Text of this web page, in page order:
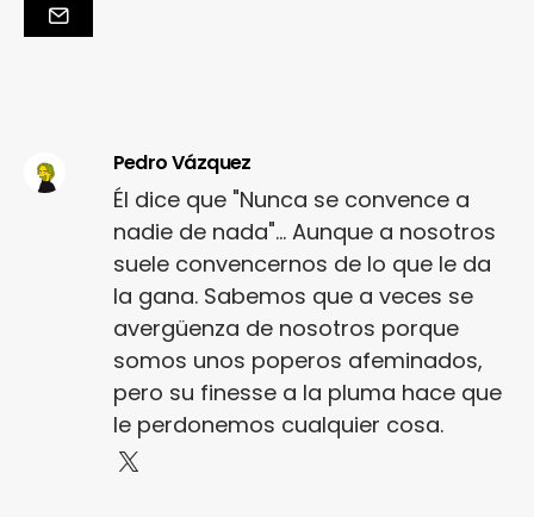
Pedro Vázquez
Él dice que "Nunca se convence a
nadie de nada"... Aunque a nosotros
suele convencernos de lo que le da
la gana. Sabemos que a veces se
avergüenza de nosotros porque
somos unos poperos afeminados,
pero su finesse a la pluma hace que
le perdonemos cualquier cosa.